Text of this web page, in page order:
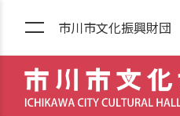
市川市文化振興財団
市川市文化会